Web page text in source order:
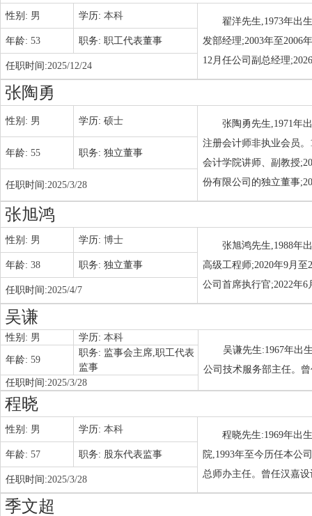
性别: 男 学历: 本科
翟洋先生,1973年出
发部经理;2003年至2006
12月任公司副总经理
年龄: 53 职务: 职工代表董事
任职时间:2025/12/24
张陶勇
性别: 男 学历: 硕士
张陶勇先生,1971年
注册会计师非执业会员。
会计学院讲师、副教授
份有限公司的独立董事
年龄: 55 职务: 独立董事
任职时间:2025/3/28
张旭鸿
性别: 男 学历: 博士
张旭鸿先生,1988年
高级工程师;2020年9月
公司首席执行官;2022年
年龄: 38 职务: 独立董事
任职时间:2025/4/7
吴谦
性别: 男 学历: 本科
吴谦先生:1967年出
公司技术服务部主任。
年龄: 59
职务: 监事会主席,职工代表
监事
任职时间:2025/3/28
程晓
性别: 男 学历: 本科
程晓先生:1969年出
院,1993年至今历任本公
总师办主任。曾任汉嘉
年龄: 57 职务: 股东代表监事
任职时间:2025/3/28
季文超